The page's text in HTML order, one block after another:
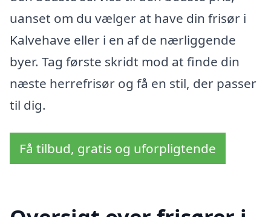
uanset om du vælger at have din frisør i
Kalvehave eller i en af de nærliggende
byer. Tag første skridt mod at finde din
næste herrefrisør og få en stil, der passer
til dig.
Få tilbud, gratis og uforpligtende